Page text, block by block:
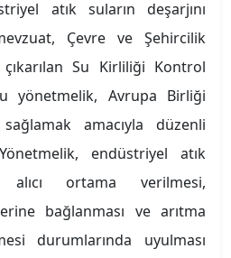
atık suların deşarjını
Çevre ve Şehircilik
çıkarılan Su Kirliliği Kontrol
yönetmelik, Avrupa Birliği
amacıyla düzenli
endüstriyel atık
alıcı ortama verilmesi,
bağlanması ve arıtma
durumlarında uyulması